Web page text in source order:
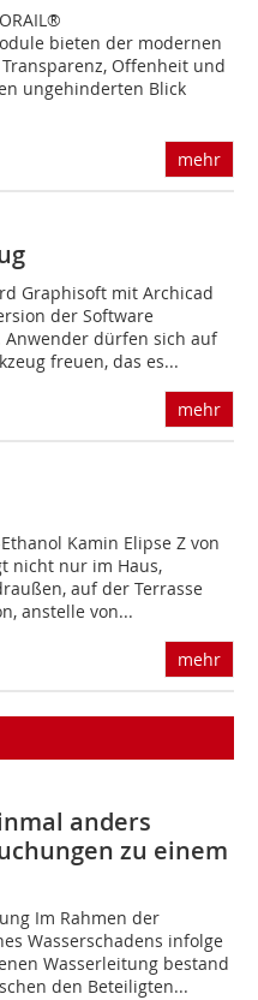
bieten der modernen
Offenheit und
ungehinderten Blick
mehr
Graphisoft mit Archicad
der Software
Anwender dürfen sich auf
freuen, das es...
mehr
Kamin Elipse Z von
nicht nur im Haus,
auf der Terrasse
anstelle von...
mehr
anders
zu einem
Im Rahmen der
Wasserschadens infolge
Wasserleitung bestand
den Beteiligten...